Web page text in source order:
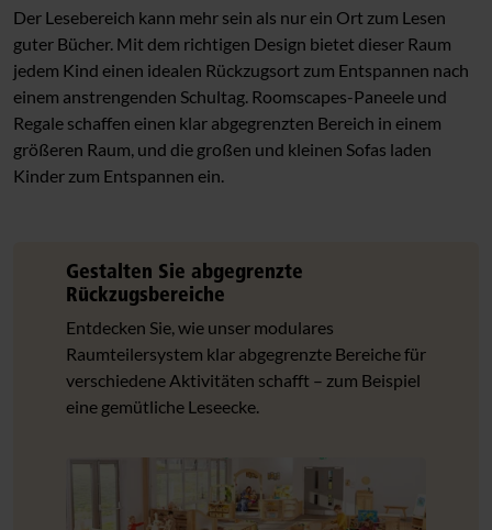
Mathematik und Konstruktion
Theater und Rollenspiel
Hort Beispielräume
Außenbereich
Der Lesebereich kann mehr sein als nur ein Ort zum Lesen
guter Bücher. Mit dem richtigen Design bietet dieser Raum
jedem Kind einen idealen Rückzugsort zum Entspannen nach
einem anstrengenden Schultag. Roomscapes-Paneele und
Regale schaffen einen klar abgegrenzten Bereich in einem
größeren Raum, und die großen und kleinen Sofas laden
Kinder zum Entspannen ein.
Gestalten Sie abgegrenzte
Rückzugsbereiche
Entdecken Sie, wie unser modulares
Raumteilersystem klar abgegrenzte Bereiche für
verschiedene Aktivitäten schafft – zum Beispiel
eine gemütliche Leseecke.